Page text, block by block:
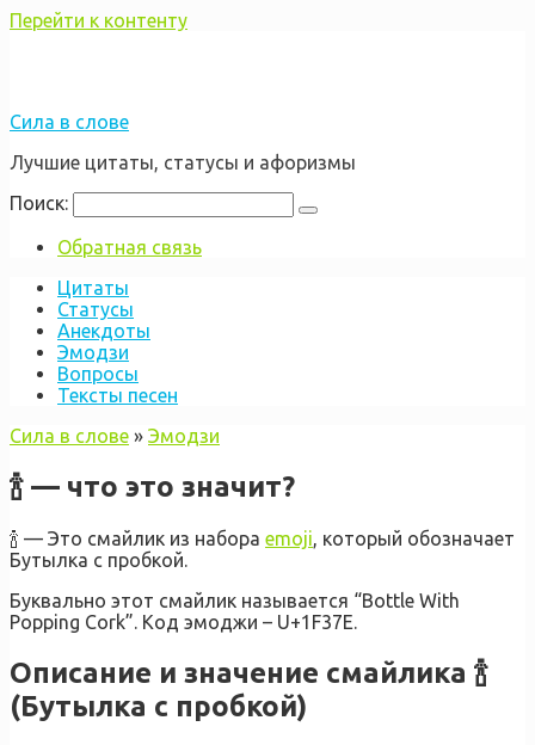
Перейти к контенту
Сила в слове
Лучшие цитаты, статусы и афоризмы
Поиск:
Обратная связь
Цитаты
Статусы
Анекдоты
Эмодзи
Вопросы
Тексты песен
Сила в слове » Эмодзи
🍾 — что это значит?
🍾 — Это смайлик из набора emoji, который обозначает
Бутылка с пробкой.
Буквально этот смайлик называется “Bottle With
Popping Cork”. Код эмоджи – U+1F37E.
Описание и значение смайлика 🍾
(Бутылка с пробкой)